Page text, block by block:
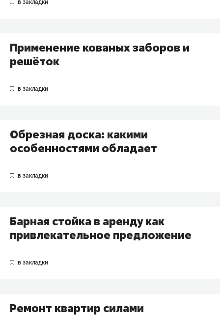
Применение кованых заборов и
решёток
Обрезная доска: какими
особенностями обладает
Барная стойка в аренду как
привлекательное предложение
Ремонт квартир силами